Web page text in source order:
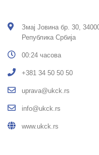
Змај Јовина бр. 30,
Република Србија
00:24 часова
+381 34 50 50 50
uprava@ukck.rs
info@ukck.rs
www.ukck.rs